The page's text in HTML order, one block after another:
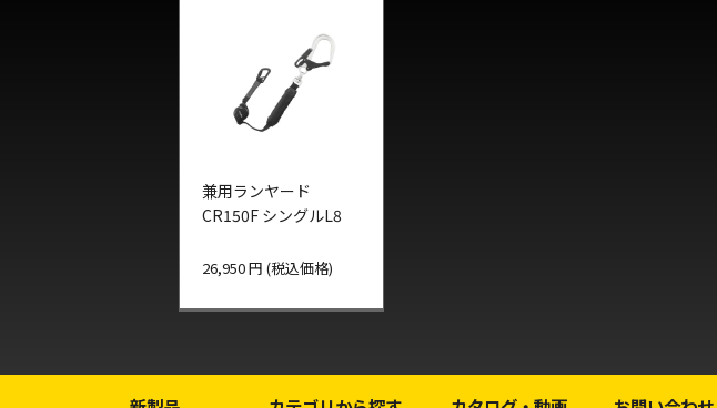
兼用ランヤード
CR150F シングルL8
26,950 円 (税込価格)